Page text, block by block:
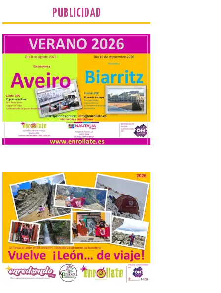
Más de 10.000 personas
han visitado las
exposiciones ‘Alma de
América. Arte y mito
precolombino’ y ‘Mundus
Novus’ en la Sala de San
Eloy
8 Ago 2026
Ambas exposiciones se
podrán visitar hasta el 30
de agosto y la entrada es
gratuita. El horario de
apertura es de martes a
domingo, de 11:30 a 13:30 horas y de 18:00
Pasen y vean: Gordoncillo
celebra el XXIV festival de
payasos
8 Ago 2026
La información en la web
del Ayuntamiento sobre
este evento es del año
2022 y la de su página de
turismo de 2025 La firme
apuesta cultural que en las últimas
décadas viene desarrollando Gordoncillo,
PUBLICIDAD